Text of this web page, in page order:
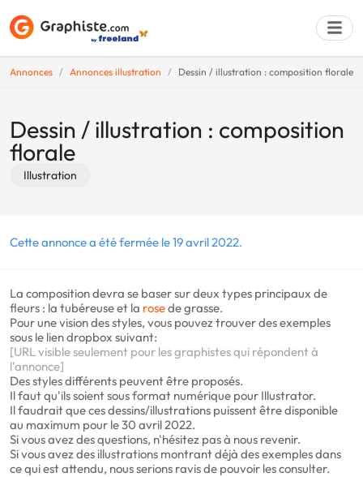
Annonces Annonces illustration Dessin / illustration : composition florale
Dessin / illustration : composition
florale
Illustration
Cette annonce a été fermée le 19 avril 2022.
La composition devra se baser sur deux types principaux de
fleurs : la tubéreuse et la rosede grasse.
Pour une vision des styles, vous pouvez trouver des exemples
sous le lien dropbox suivant:
[URL visible seulement pour les graphistes qui répondent à
l'annonce]
Des styles différents peuvent être proposés.
Il faut qu'ils soient sous format numérique pour Illustrator.
Il faudrait que ces dessins/illustrations puissent être disponible
au maximum pour le 30 avril 2022.
Si vous avez des questions, n'hésitez pas à nous revenir.
Si vous avez des illustrations montrant déjà des exemples dans
ce qui est attendu, nous serions ravis de pouvoir les consulter.